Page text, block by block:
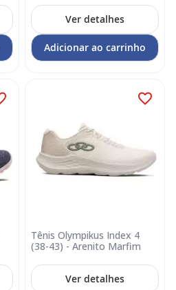
Ver detalhes
Adicionar ao carrinho
Tênis Olympikus Index 4
(38-43) - Arenito Marfim
Ver detalhes